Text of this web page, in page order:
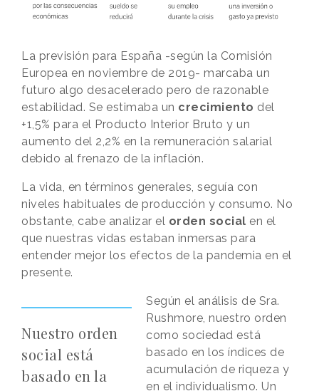
La previsión para España -según la Comisión
Europea en noviembre de 2019- marcaba un
futuro algo desacelerado pero de razonable
estabilidad. Se estimaba un crecimiento del
+1,5% para el Producto Interior Bruto y un
aumento del 2,2% en la remuneración salarial
debido al frenazo de la inflación.
La vida, en términos generales, seguía con
niveles habituales de producción y consumo. No
obstante, cabe analizar el orden social en el
que nuestras vidas estaban inmersas para
entender mejor los efectos de la pandemia en el
presente.
Nuestro orden
social está
basado en la
Según el análisis de Sra.
Rushmore, nuestro orden
como sociedad está
basado en los índices de
acumulación de riqueza y
en el individualismo. Un